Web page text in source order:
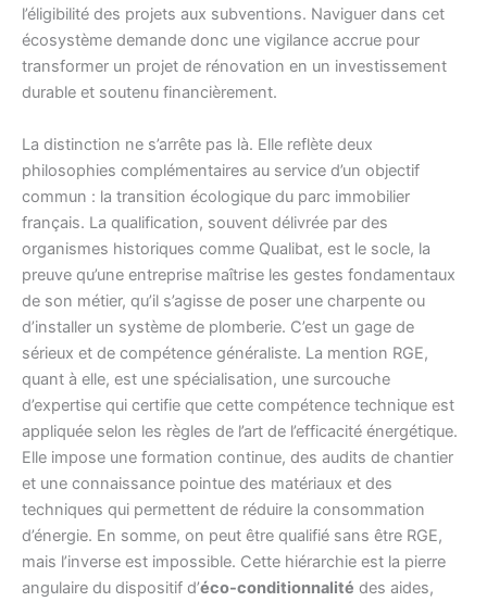
l’éligibilité des projets aux subventions. Naviguer dans cet
écosystème demande donc une vigilance accrue pour
transformer un projet de rénovation en un investissement
durable et soutenu financièrement.
La distinction ne s’arrête pas là. Elle reflète deux
philosophies complémentaires au service d’un objectif
commun : la transition écologique du parc immobilier
français. La qualification, souvent délivrée par des
organismes historiques comme Qualibat, est le socle, la
preuve qu’une entreprise maîtrise les gestes fondamentaux
de son métier, qu’il s’agisse de poser une charpente ou
d’installer un système de plomberie. C’est un gage de
sérieux et de compétence généraliste. La mention RGE,
quant à elle, est une spécialisation, une surcouche
d’expertise qui certifie que cette compétence technique est
appliquée selon les règles de l’art de l’efficacité énergétique.
Elle impose une formation continue, des audits de chantier
et une connaissance pointue des matériaux et des
techniques qui permettent de réduire la consommation
d’énergie. En somme, on peut être qualifié sans être RGE,
mais l’inverse est impossible. Cette hiérarchie est la pierre
angulaire du dispositif d’éco-conditionnalité des aides,